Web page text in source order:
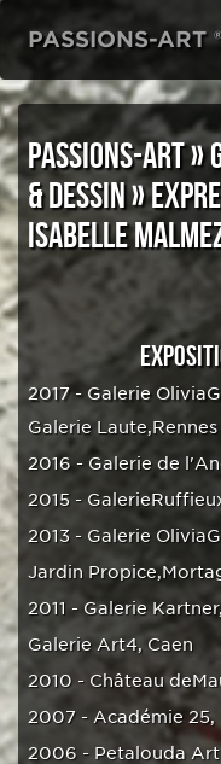
PASSIONS-ART ®
PASSIONS-ART»
& DESSIN»
ISABELLE
2017 - Galerie
Galerie Laute,Rennes
2016 - Galerie de
2015 -
2013 - Galerie
Jardin
2011 - Galerie
Galerie Art4, Caen
2010 - Château
2007 - Académie 25,
2006 - Petalouda